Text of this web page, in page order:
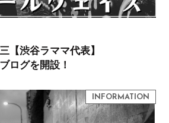
【渋谷ラママ代表】
ログを開設！